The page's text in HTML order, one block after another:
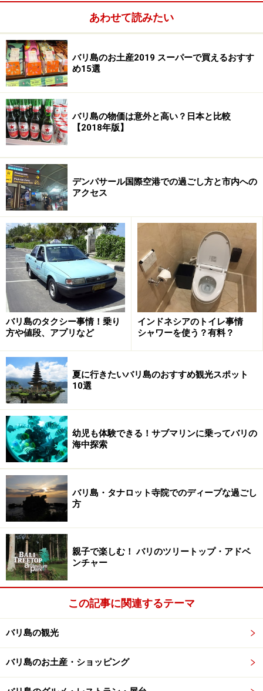
旅行会社を利用して快適な旅を！
旅行会社のパッケージツアーは航空券とホテルのみ、滞
在中のアクティビティーやツアーの全てが含まれたオー
ルインクルーシブのパッケージツアーがありますが、近
年では比較的旅慣れた旅行者は航空券とホテルのみのパ
ッケージツアーを予約、滞在中の予定が決まっていない
フリーの中日には事前に日本からネット検索をし、より
リーズナブルな他の旅行会社で車のチャーターやスパ、
アクティビティーを予約する手法も増えています。
車のチャーターとは？
車のチャーターは旅行会社によって内容は異なります
が、車1台を時間単位で貸し切るサービスです。ドライ
バーが日本語を話せガイドを兼ねる場合と、ドライバー
の他に日本語を話すガイドがサポートする場合がありま
す。格安の車のチャーターの場合は、ドライバーがガイ
ドを兼ねる事が多いと思います。大手の旅行会社、中堅
の旅行会社では日本語を専門に話す日本語ガイドがサポ
ートしています。
値段設定も各社異なりますが、車一台を時間で貸し切る
ので行きたいところに自由に行けるのが魅力。何度もバ
リ島を旅行していてありきたりのツアーでは満足できな
いリピーターに人気です。
詳しくはこちら＞＞＞バリ島で車をチャーター・貸し切
る
あわせて読みたい
バリ島のお土産2019 スーパーで買えるおすす
め15選
バリ島の物価は意外と高い？日本と比較
【2018年版】
デンパサール国際空港での過ごし方と市内への
アクセス
バリ島のタクシー事情！乗り
方や値段、アプリなど
インドネシアのトイレ事情
シャワーを使う？有料？
夏に行きたいバリ島のおすすめ観光スポット
10選
幼児も体験できる！サブマリンに乗ってバリの
海中探索
バリ島・タナロット寺院でのディープな過ごし
方
親子で楽しむ！ バリのツリートップ・アドベ
ンチャー
この記事に関連するテーマ
バリ島の観光
バリ島のお土産・ショッピング